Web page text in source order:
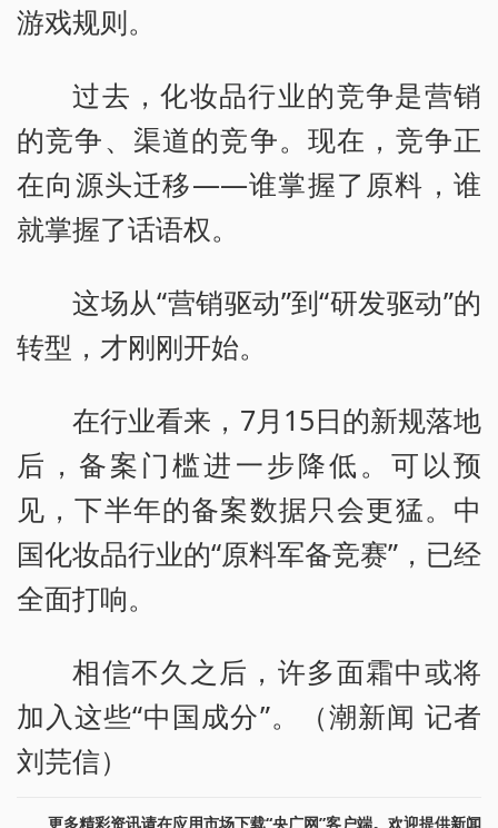
游戏规则。
过去，化妆品行业的竞争是营销
的竞争、渠道的竞争。现在，竞争正
在向源头迁移——谁掌握了原料，谁
就掌握了话语权。
这场从“营销驱动”到“研发驱动”的
转型，才刚刚开始。
在行业看来，7月15日的新规落地
后，备案门槛进一步降低。可以预
见，下半年的备案数据只会更猛。中
国化妆品行业的“原料军备竞赛”，已经
全面打响。
相信不久之后，许多面霜中或将
加入这些“中国成分”。（潮新闻 记者
刘芫信）
更多精彩资讯请在应用市场下载“央广网”客户端。欢迎提供新闻